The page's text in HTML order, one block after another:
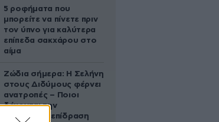
5 ροφήματα που
μπορείτε να πίνετε πριν
τον ύπνο για καλύτερα
επίπεδα σακχάρου στο
αίμα
Ζώδια σήμερα: Η Σελήνη
στους Διδύμους φέρνει
ανατροπές – Ποιοι
δέχονται την
ευεργετική επίδραση